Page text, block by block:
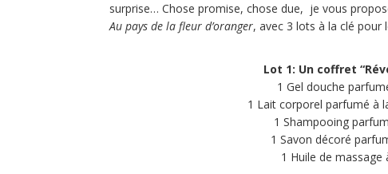
surprise… Chose promise, chose due, je vous
Au pays de la fleur d’oranger, avec 3 lots à la clé pour
Lot 1: Un coffret
1 Gel douche
1 Lait corporel parfumé à
1 Shampooing
1 Savon décoré
1 Huile de massage